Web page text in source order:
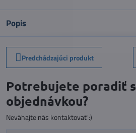
Popis
Predchádzajúci produkt
Potrebujete poradiť s
objednávkou?
Neváhajte nás kontaktovať :)